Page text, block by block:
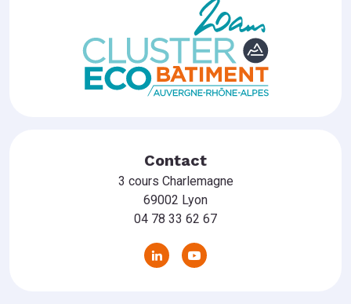
Contact
3 cours Charlemagne
69002 Lyon
04 78 33 62 67